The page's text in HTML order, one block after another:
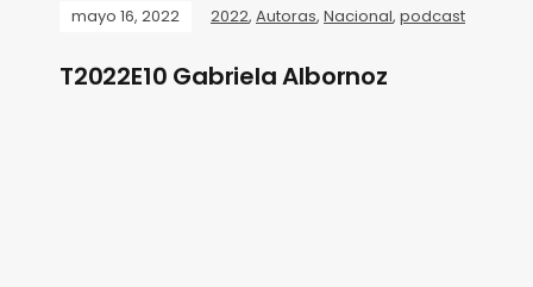
mayo 16, 2022 2022, Autoras, Nacional, podcast
T2022E10 Gabriela Albornoz